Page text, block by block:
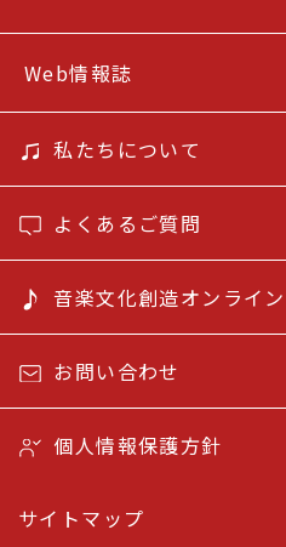
Web情報誌
私たちについて
よくあるご質問
音楽文化創造オンライン
お問い合わせ
個人情報保護方針
サイトマップ